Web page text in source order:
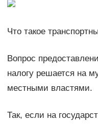
Что такое
Вопрос
налогу решается на
местными властями.
Так, если на